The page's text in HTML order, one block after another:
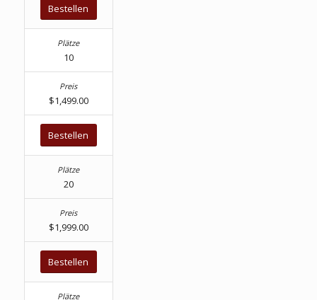
Bestellen
10
$1,499.00
Bestellen
20
$1,999.00
Bestellen